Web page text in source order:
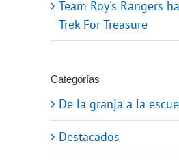
Team Roy's Rangers
Trek For Treasure
Categorías
De la granja a la
Destacados